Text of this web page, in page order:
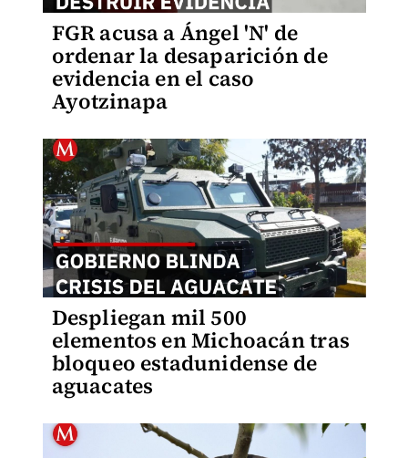
FGR acusa a Ángel 'N' de
ordenar la desaparición de
evidencia en el caso
Ayotzinapa
Despliegan mil 500
elementos en Michoacán tras
bloqueo estadunidense de
aguacates